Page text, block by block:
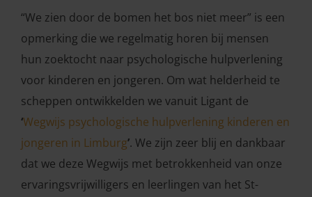
“We zien door de bomen het bos niet meer” is een
opmerking die we regelmatig horen bij mensen
hun zoektocht naar psychologische hulpverlening
voor kinderen en jongeren. Om wat helderheid te
scheppen ontwikkelden we vanuit Ligant de
‘Wegwijs psychologische hulpverlening kinderen en
jongeren in Limburg’. We zijn zeer blij en dankbaar
dat we deze Wegwijs met betrokkenheid van onze
ervaringsvrijwilligers en leerlingen van het St-